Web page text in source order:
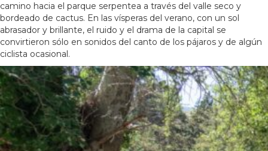
camino hacia el parque serpentea a través del valle seco y
bordeado de cactus. En las vísperas del verano, con un sol
abrasador y brillante, el ruido y el drama de la capital se
convirtieron sólo en sonidos del canto de los pájaros y de algún
ciclista ocasional.